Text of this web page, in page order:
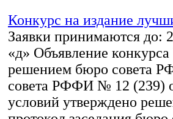
Конкурс на издание
Заявки принимаются до:
«д» Объявление
решением бюро совета
совета РФФИ № 12 (239)
условий утверждено